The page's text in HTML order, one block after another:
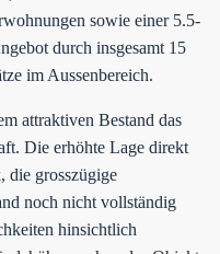
sowie einer 5.5-
durch insgesamt 15
im Aussenbereich.
attraktiven Bestand das
Die erhöhte Lage direkt
die grosszügige
noch nicht vollständig
hinsichtlich